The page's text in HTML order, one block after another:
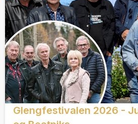
Glengfestivalen 2026 -